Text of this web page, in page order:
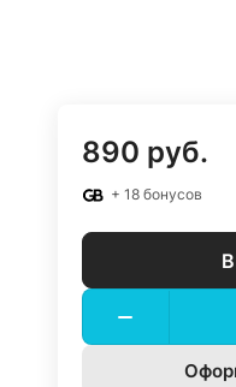
890 руб.
+ 18 бонусов